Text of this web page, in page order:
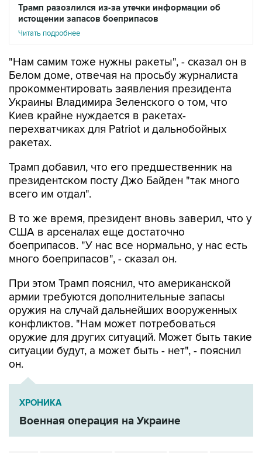
Трамп разозлился из-за утечки информации об
истощении запасов боеприпасов
Читать подробнее
"Нам самим тоже нужны ракеты", - сказал он в
Белом доме, отвечая на просьбу журналиста
прокомментировать заявления президента
Украины Владимира Зеленского о том, что
Киев крайне нуждается в ракетах-
перехватчиках для Patriot и дальнобойных
ракетах.
Трамп добавил, что его предшественник на
президентском посту Джо Байден "так много
всего им отдал".
В то же время, президент вновь заверил, что у
США в арсеналах еще достаточно
боеприпасов. "У нас все нормально, у нас есть
много боеприпасов", - сказал он.
При этом Трамп пояснил, что американской
армии требуются дополнительные запасы
оружия на случай дальнейших вооруженных
конфликтов. "Нам может потребоваться
оружие для других ситуаций. Может быть такие
ситуации будут, а может быть - нет", - пояснил
он.
ХРОНИКА
Военная операция на Украине